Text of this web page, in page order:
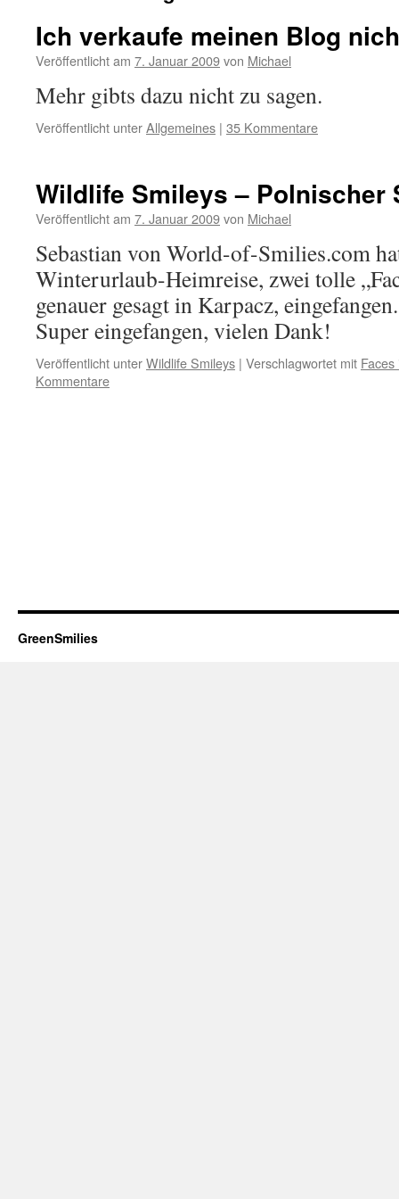
Ich verkaufe meinen Blog
Veröffentlicht am 7. Januar 2009von Michael
Mehr gibts dazu nicht zu sagen.
Veröffentlicht unterAllgemeines | 35 Kommentare
Wildlife Smileys – Polnischer
Veröffentlicht am 7. Januar 2009von Michael
Sebastian von World-of-Smilies.com
Winterurlaub-Heimreise, zwei tolle
genauer gesagt in Karpacz,
Super eingefangen, vielen Dank!
Veröffentlicht unterWildlife Smileys | Verschlagwortet mit
Kommentare
GreenSmilies